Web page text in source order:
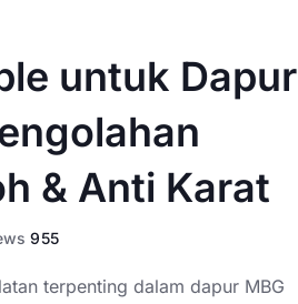
untuk Dapur
& Anti Karat
955
terpenting dalam dapur MBG